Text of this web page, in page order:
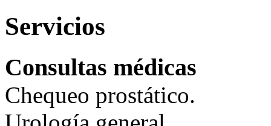
Servicios
Consultas médicas
Chequeo prostático.